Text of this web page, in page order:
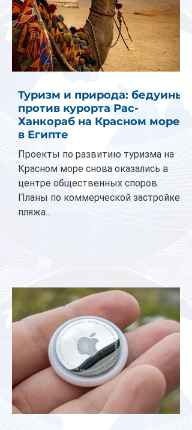
Туризм и природа: бедуины
против курорта Рас-
Ханкораб на Красном море
в Египте
Проекты по развитию туризма на
Красном море снова оказались в
центре общественных споров.
Планы по коммерческой застройке
пляжа...